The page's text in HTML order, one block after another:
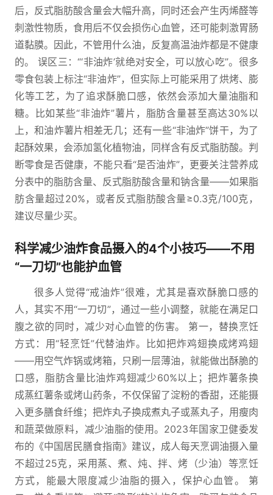
后，反式脂肪酸含量会大幅升高，同时还会产生丙烯醛等
刺激性物质，食用后不仅会损伤心血管，还可能刺激胃肠
道黏膜。因此，不管用什么油，反复高温油炸都是不健康
的。 误区三：“‘非油炸’就绝对安全，可以放心吃”。很多
零食包装上标注“非油炸”，但实际上可能采用了烘烤、膨
化等工艺，为了追求酥脆口感，依然会添加大量油脂和
糖。比如某些“非油炸”薯片，脂肪含量甚至高达30%以
上，和油炸薯片相差无几；还有一些“非油炸”饼干，为了
起酥效果，会添加氢化植物油，同样含有反式脂肪酸。判
断零食是否健康，不能只看“是否油炸”，更要关注营养成
分表中的脂肪含量、反式脂肪酸含量和钠含量——如果脂
肪含量超过20%，或者反式脂肪酸含量≥0.3克/100克，
建议尽量少买。
科学减少油炸食品摄入的4个小技巧——不用
“一刀切”也能护血管
很多人觉得“戒油炸”很难，尤其是喜欢酥脆口感的
人，其实不用“一刀切”，通过一些小调整，就能在满足口
腹之欲的同时，减少对心血管的伤害。 第一，替换烹饪
方式：用“轻烹饪”代替油炸。比如把炸鸡翅换成烤鸡翅
——用空气炸锅或烤箱，只刷一层薄油，就能做出酥脆的
口感，脂肪含量比油炸鸡翅减少60%以上；把炸薯条换
成蒸红薯条或烤山药条，不仅保留了淀粉的香甜，还能摄
入更多膳食纤维；把炸丸子换成煮丸子或蒸丸子，用瘦肉
和蔬菜做原料，减少油脂的使用。2023年国家卫健委发
布的《中国居民膳食指南》建议，成人每天烹调油摄入量
不超过25克，采用蒸、煮、炖、拌、烤（少油）等烹饪
方式，能最大限度减少油脂的摄入，保护心血管。 第